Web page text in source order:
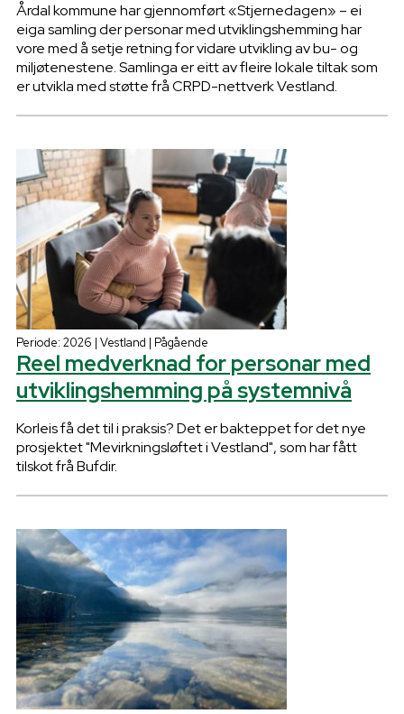
Årdal kommune har gjennomført «Stjernedagen» – ei
eiga samling der personar med utviklingshemming har
vore med å setje retning for vidare utvikling av bu- og
miljøtenestene. Samlinga er eitt av fleire lokale tiltak som
er utvikla med støtte frå CRPD-nettverk Vestland.
Periode: 2026 | Vestland | Pågående
Reel medverknad for personar med
utviklingshemming på systemnivå
Korleis få det til i praksis? Det er bakteppet for det nye
prosjektet "Mevirkningsløftet i Vestland", som har fått
tilskot frå Bufdir.